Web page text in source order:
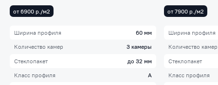
от 6900 р./м2
Ширина профиля
60 мм
Количество камер
3 камеры
Стеклопакет
до 32 мм
Класс профиля
А
от 7900 р./м2
Ширина профиля
Количество камер
Стеклопакет
Класс профиля